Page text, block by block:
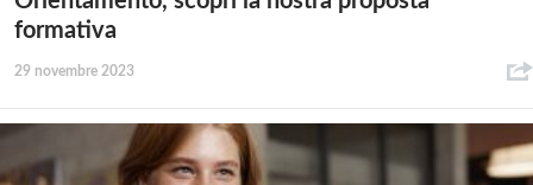
formativa
29 novembre 2023